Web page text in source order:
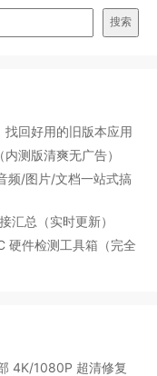
搜索
找回好用的旧版本应用
测版清爽无广告）
频/图片/文档一站式搞
汇总（实时更新）
硬件检测工具箱（完全
4K/1080P 超清修复